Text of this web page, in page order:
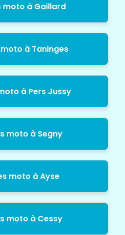
moto à Gaillard
à Taninges
à Pers Jussy
moto à Segny
moto à Ayse
moto à Cessy